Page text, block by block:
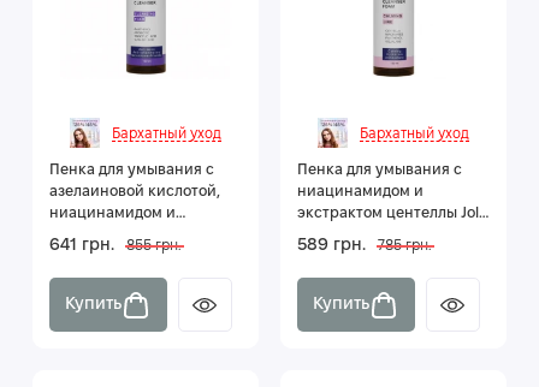
Бархатный уход
Пенка для умывания с
азелаиновой кислотой,
ниацинамидом и
пробиотиками Jole Anti
Acne Cleanser Foam 150 мл
641 грн. 855 грн.
Купить
Бархатный уход
Пенка для умывания с
ниацинамидом и
экстрактом центеллы Jole
Calming Cleanser Foam 150
589 грн. 785 грн.
Купить